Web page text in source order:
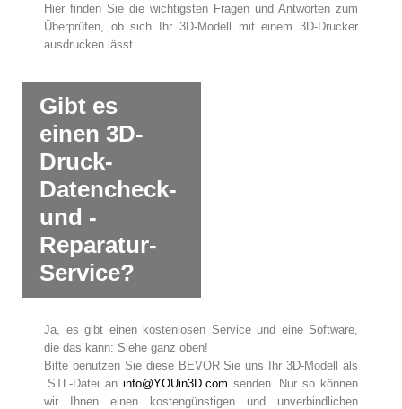
Hier finden Sie die wichtigsten Fragen und Antworten zum
Überprüfen, ob sich Ihr 3D-Modell mit einem 3D-Drucker
ausdrucken lässt.
Gibt es
einen 3D-
Druck-
Datencheck-
und -
Reparatur-
Service?
Ja, es gibt einen kostenlosen Service und eine Software,
die das kann: Siehe ganz oben!
Bitte benutzen Sie diese BEVOR Sie uns Ihr 3D-Modell als
.STL-Datei an info@YOUin3D.com senden. Nur so können
wir Ihnen einen kostengünstigen und unverbindlichen